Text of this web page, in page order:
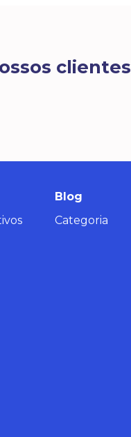
clientes
Blog
Categoria